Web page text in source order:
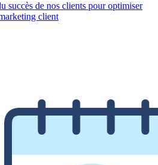
succès de nos clients pour optimiser
client